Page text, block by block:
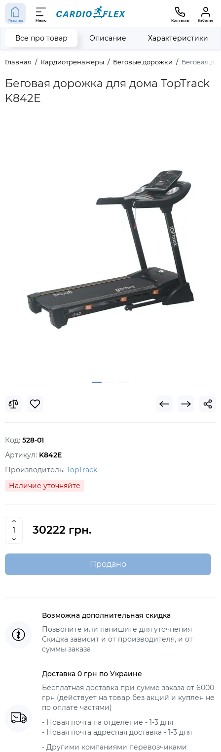
Главная Меню Контакты Кабинет
Главная Кардиотренажеры Беговые дорожки Беговая
Беговая дорожка для дома TopTrack
K842E
Все про товар Описание Характеристики
Код: 528-01
Артикул: K842E
Производитель: TopTrack
Наличие уточняйте
30222 грн.
Продано
Возможна дополнительная скидка
Позвоните или напишите для уточнения
Скидка зависит и от производителя, и от
суммы заказа
Доставка 0 грн по Украине
Бесплатная доставка при сумме заказа от 6000
грн (действует на товар без акций и куплен не
по оплате частями)
- Новая почта на отделение - 1-3 дня
- Новая почта адресная доставка - 1-3 дня
- Другими компаниями перевозчиками